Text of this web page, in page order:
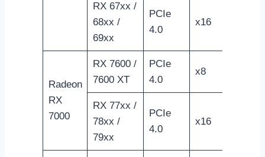
RX 67xx /
68xx /
69xx
PCIe
4.0
x16
Radeon
RX
7000
RX 7600 /
7600 XT
PCIe
4.0
x8
RX 77xx /
78xx /
79xx
PCIe
4.0
x16